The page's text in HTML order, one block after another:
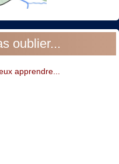
oublier...
apprendre...